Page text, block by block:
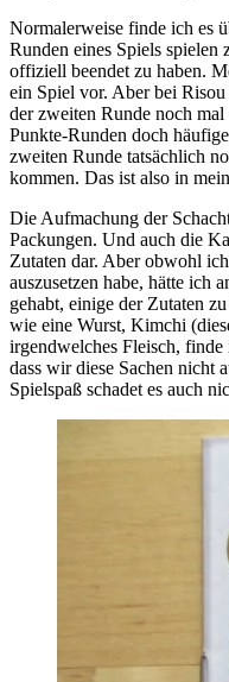
Normalerweise finde ich es
Runden eines Spiels spielen
offiziell beendet zu haben.
ein Spiel vor. Aber bei
der zweiten Runde noch
Punkte-Runden doch
zweiten Runde tatsächlich
kommen. Das ist also in
Die Aufmachung der
Packungen. Und auch die
Zutaten dar. Aber obwohl
auszusetzen habe, hätte ich
gehabt, einige der Zutaten
wie eine Wurst, Kimchi
irgendwelches Fleisch,
dass wir diese Sachen nicht
Spielspaß schadet es auch